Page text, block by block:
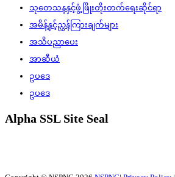
သုတေသနနှင့်ဖွံ့ဖြိုးတိုးတက်ရေးဆိုင်ရာ
အမိန့်နှင့်ညွှန်ကြားချက်များ
အသိပညာပေး
အာဆီယံ
ဥပဒေ
ဥပဒေ
Alpha SSL Site Seal